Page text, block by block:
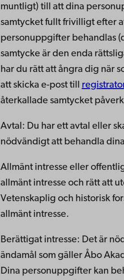
muntligt) till att dina
samtycket fullt frivilligt efter
personuppgifter behandlas
samtycke är den enda
har du rätt att ångra dig när
att skicka e-post till
återkallade samtycket
Avtal: Du har ett avtal eller
nödvändigt att behandla
Allmänt intresse eller
allmänt intresse och rätt att
Vetenskaplig och historisk
allmänt intresse.
Berättigat intresse: Det är
ändamål som gäller Åbo
Dina personuppgifter kan